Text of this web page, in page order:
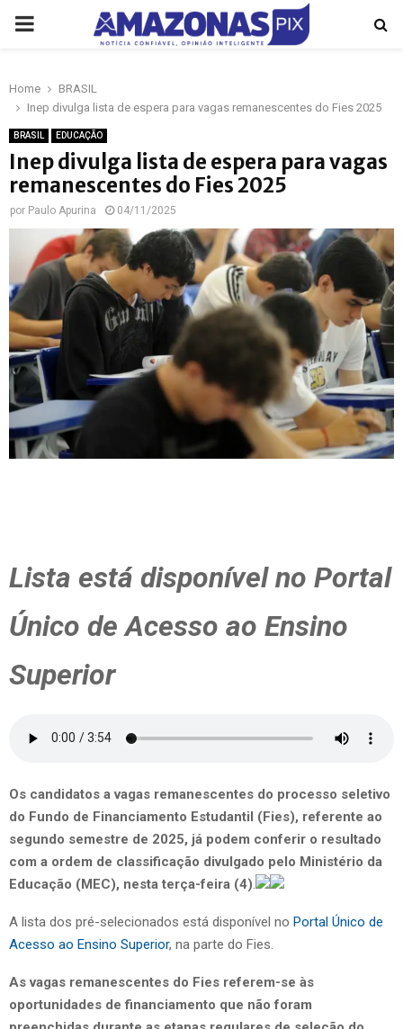
PRIMARY
Home
BRASIL
Inep divulga lista de espera para vagas remanescentes do Fies 2025
BRASIL EDUCAÇÃO
Inep divulga lista de espera para vagas
remanescentes do Fies 2025
por Paulo Apurina 04/11/2025
Lista está disponível no Portal
Único de Acesso ao Ensino
Superior
Os candidatos a vagas remanescentes do processo seletivo
do Fundo de Financiamento Estudantil (Fies), referente ao
segundo semestre de 2025, já podem conferir o resultado
com a ordem de classificação divulgado pelo Ministério da
Educação (MEC), nesta terça-feira (4)
A lista dos pré-selecionados está disponível no Portal Único de
Acesso ao Ensino Superior, na parte do Fies.
As vagas remanescentes do Fies referem-se às
oportunidades de financiamento que não foram